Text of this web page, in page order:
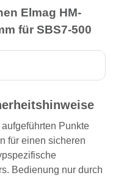
Elmag HM-
für SBS7-500
Punkte
für einen sicheren
Bedienung nur durch